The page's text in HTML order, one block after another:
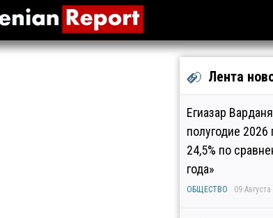
Лента
Егиазар
полугодие 2026
24,5% по
года»
ОБЩЕСТВО 09